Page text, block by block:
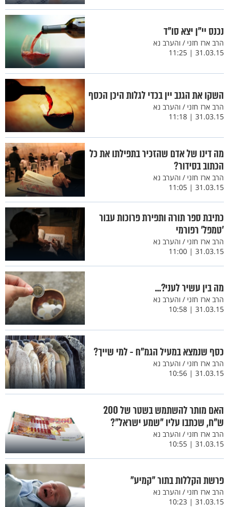
נכנס יי"ן יצא סו"ד
הרב ארז חזני / והערב נא
31.03.15 | 11:25
השקו את הגנב יין בכדי לגלות היכן הכסף
הרב ארז חזני / והערב נא
31.03.15 | 11:18
מה דינו של אדם שהזכיר בתפילתו את כל
הכתוב בסידור?
הרב ארז חזני / והערב נא
31.03.15 | 11:05
כתיבת ספר תורה ותפירת פרוכות עבור
'טמפל' רפורמי
הרב ארז חזני / והערב נא
31.03.15 | 11:00
מה בין עשיר לעני?...
הרב ארז חזני / והערב נא
31.03.15 | 10:58
כסף שנמצא במעיל הגמ"ח - למי שייך?
הרב ארז חזני / והערב נא
31.03.15 | 10:56
האם מותר להשתמש בשטר של 200
ש"ח, שכתבו עליו "שמע ישראל"?
הרב ארז חזני / והערב נא
31.03.15 | 10:55
פרשת הקללות בתור "קמיע"
הרב ארז חזני / והערב נא
31.03.15 | 10:23